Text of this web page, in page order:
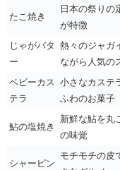
たこ焼き
日本の祭りの
が特徴
じゃがバタ
ー
熱々のジャガ
ながら人気の
ベビーカス
テラ
小さなカステ
ふわのお菓子
鮎の塩焼き
新鮮な鮎を丸
の味覚
シャーピン
モチモチの皮